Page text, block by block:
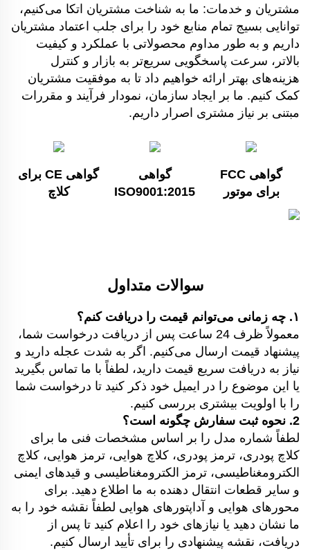
مشتریان و خدمات: ما به شناخت مشتریان اتکا می‌کنیم،
توانایی بسیج تمام منابع خود را برای جلب اعتماد مشتریان
داریم و به طور مداوم محصولاتی با عملکرد و کیفیت
بالاتر، سرعت پاسخگویی سریع‌تر به بازار و کنترل
هزینه‌های بهتر ارائه خواهیم داد تا به موفقیت مشتریان
کمک کنیم. ما بر ایجاد سازمان، نمودار فرآیند و مقررات
مبتنی بر نیاز مشتری اصرار داریم.
گواهی FCC
برای موتور
گواهی
ISO9001:2015
گواهی CE برای
کلاچ
سوالات متداول
۱. چه زمانی می‌توانم قیمت را دریافت کنم؟
معمولاً ظرف 24 ساعت پس از دریافت درخواست شما،
پیشنهاد قیمت ارسال می‌کنیم. اگر به شدت عجله دارید و
نیاز به دریافت سریع قیمت دارید، لطفاً با ما تماس بگیرید
یا این موضوع را در ایمیل خود ذکر کنید تا درخواست شما
را با اولویت بیشتری بررسی کنیم.
2. نحوه ثبت سفارش چگونه است؟
لطفاً شماره مدل را بر اساس مشخصات فنی ما برای
کلاچ پودری، ترمز پودری، کلاچ هوایی، ترمز هوایی، کلاچ
الکترومغناطیسی، ترمز الکترومغناطیسی و قیدهای ایمنی
و سایر قطعات انتقال دهنده به ما اطلاع دهید. برای
محورهای هوایی و آداپتورهای هوایی لطفاً نقشه خود را به
ما نشان دهید یا نیازهای خود را اعلام کنید تا پس از
دریافت، نقشه پیشنهادی را برای تأیید ارسال کنیم.